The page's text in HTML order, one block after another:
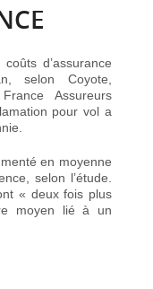
d’assurance
selon Coyote,
Assureurs
pour vol a
en moyenne
selon l’étude.
« deux fois plus
moyen lié à un